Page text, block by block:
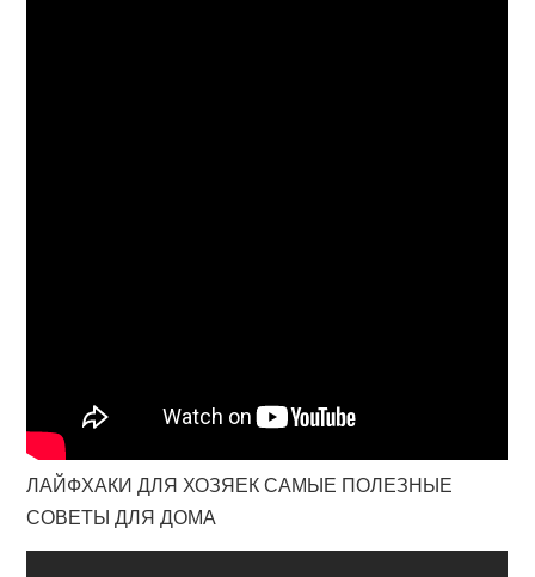
ЛАЙФХАКИ ДЛЯ ХОЗЯЕК САМЫЕ ПОЛЕЗНЫЕ
СОВЕТЫ ДЛЯ ДОМА